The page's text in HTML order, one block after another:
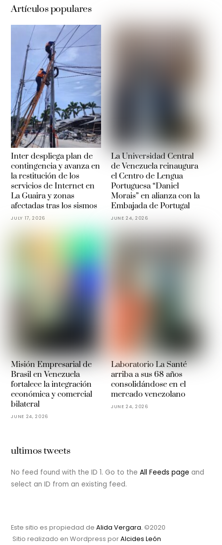
Artículos populares
Inter despliega plan de
contingencia y avanza en
la restitución de los
servicios de Internet en
La Guaira y zonas
afectadas tras los sismos
JULY 17, 2026
La Universidad Central
de Venezuela reinaugura
el Centro de Lengua
Portuguesa “Daniel
Morais” en alianza con la
Embajada de Portugal
JUNE 24, 2026
Misión Empresarial de
Brasil en Venezuela
fortalece la integración
económica y comercial
bilateral
JUNE 24, 2026
Laboratorio La Santé
arriba a sus 68 años
consolidándose en el
mercado venezolano
JUNE 24, 2026
ultimos tweets
No feed found with the ID 1. Go to theAll Feeds page and
select an ID from an existing feed.
Este sitio es propiedad deAlida Vergara. ©2020
Sitio realizado en Wordpress porAlcides León